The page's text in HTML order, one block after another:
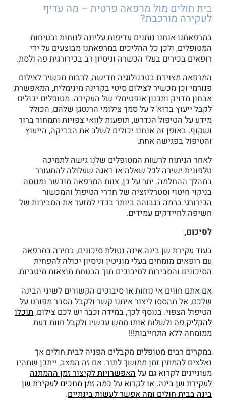
בית חולים מול מרפאה פרטית – מה עדיף
לעקירה מורכבת?
במרפאתנו אנחנו נותנים עדיפות עליונה לנוחות ובטיחות
המטופלים, ולכן כל ההליכים במרפאתנו מבוצעים על ידי
רופאים בכירים בעלי הכשרה וניסיון רב בכירורגית פה ולסת.
המרפאה מצוידת בטכנולוגיה חדישה, לרבות מכשיר לצילום
פנורמי וכן מכשיר לצילום סיטי בקרינה מינימלית, המאפשרת
אבחון מדויק ותכנון אופטימלי של העקירה. מטופלים יכולים
לקבל ייעוץ בדוא"ל על סמך צילומי הרנטגן שלהם, הכולל
מידע על הטיפול הנדרש, תופעות לוואי צפויות ותמחור ברור
ושקוף. באופן זה אנחנו יכולים לשלב את הבדיקה, הייעוץ
והטיפול בפגישה אחת.
לאחר הניתוח לרשות המטופלים שלנו גישה לתמיכה
טלפונית ישירה לכל שאלה או דאגה שעלולה להתעורר
במהלך ההחלמה. יתר על כן, צוות המרפאה מוכשר ומנוסה
בניקוי חיטוי וסטרליזציה של חדרי הטיפול והמכשור
הכירורגי ברמה בגבוהה ביותר בכדי למזער את הסבירות של
חשיפה לחיידקים עמידים.
לסיכום,
בעוד עקירת שן בינה אינה נטולת סיכונים, בחירה במרפאה
עם רופאים מומחים בעלי מוניטין וניסיון יכולה להפחית
הסיכונים והסבירות לסיבוכים תוך הבטחת תוצאות מיטביות.
אם אתם חווים אי נוחות או סיבוכים הקשורים לשיני הבינה
שלכם, אל תהססו ליצור איתנו קשר ולקבל הסבר מפורט על
הטיפול הצפוי. בנוסף לכך, במידה וכבר יש לכם צילום, תוכלו
להקליק פה ולשלוח אותו ממש עכשיו ולקבל חוות דעת
ממומחה ללא התחייבות!!!
במקרים רבים מטופלים מקבלים הפניה לבית חולים אך
נאלצים להמתין זמן ממושך לתור. אם זה המצב, ייתכן שתהיו
מעוניינים לקרוא גם עלהאפשרויות לקיצור זמן ההמתנה
לעקירת שן בינה.או לקרוא עלכמה זמן מחכים לעקירת שן
בינה בבית חולים ומה אפשר לעשות בינתיים.